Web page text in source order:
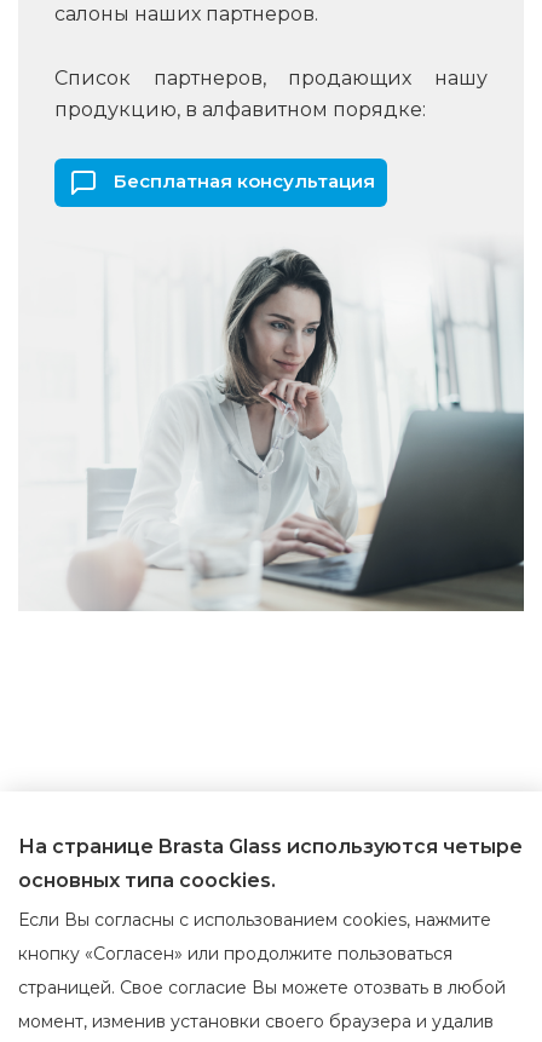
салоны наших партнеров.
Список партнеров, продающих нашу
продукцию, в алфавитном порядке:
Бесплатная консультация
О Brasta Glass
О нас
Где приобрести
На странице Brasta Glass используются четыре
основных типа coockies.
Если Вы согласны с использованием cookies, нажмите
кнопку «Согласен» или продолжите пользоваться
страницей. Свое согласие Вы можете отозвать в любой
момент, изменив установки своего браузера и удалив